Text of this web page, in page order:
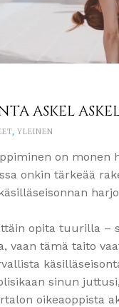
ASKEL
, YLEINEN
on
onkin tärkeää
opita tuurilla –
vaan tämä taito
sinun
oikeaoppista